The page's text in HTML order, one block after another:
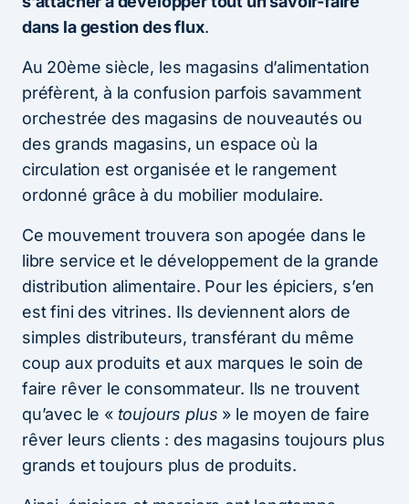
dans la gestion des flux.
Au 20ème siècle, les magasins d’alimentation
préfèrent, à la confusion parfois savamment
orchestrée des magasins de nouveautés ou
des grands magasins, un espace où la
circulation est organisée et le rangement
ordonné grâce à du mobilier modulaire.
Ce mouvement trouvera son apogée dans le
libre service et le développement de la grande
distribution alimentaire. Pour les épiciers, s’en
est fini des vitrines. Ils deviennent alors de
simples distributeurs, transférant du même
coup aux produits et aux marques le soin de
faire rêver le consommateur. Ils ne trouvent
qu’avec le « toujours plus » le moyen de faire
rêver leurs clients : des magasins toujours plus
grands et toujours plus de produits.